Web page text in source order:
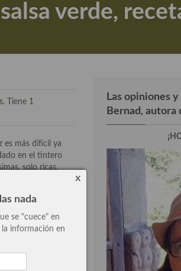
verde,
. Tiene 1
es más difícil ya
en el tintero
solo ricas.
ya que apenas
diferente al plato.
Las opiniones
Bernad, autora
x
nada
se "cuece" en
información en